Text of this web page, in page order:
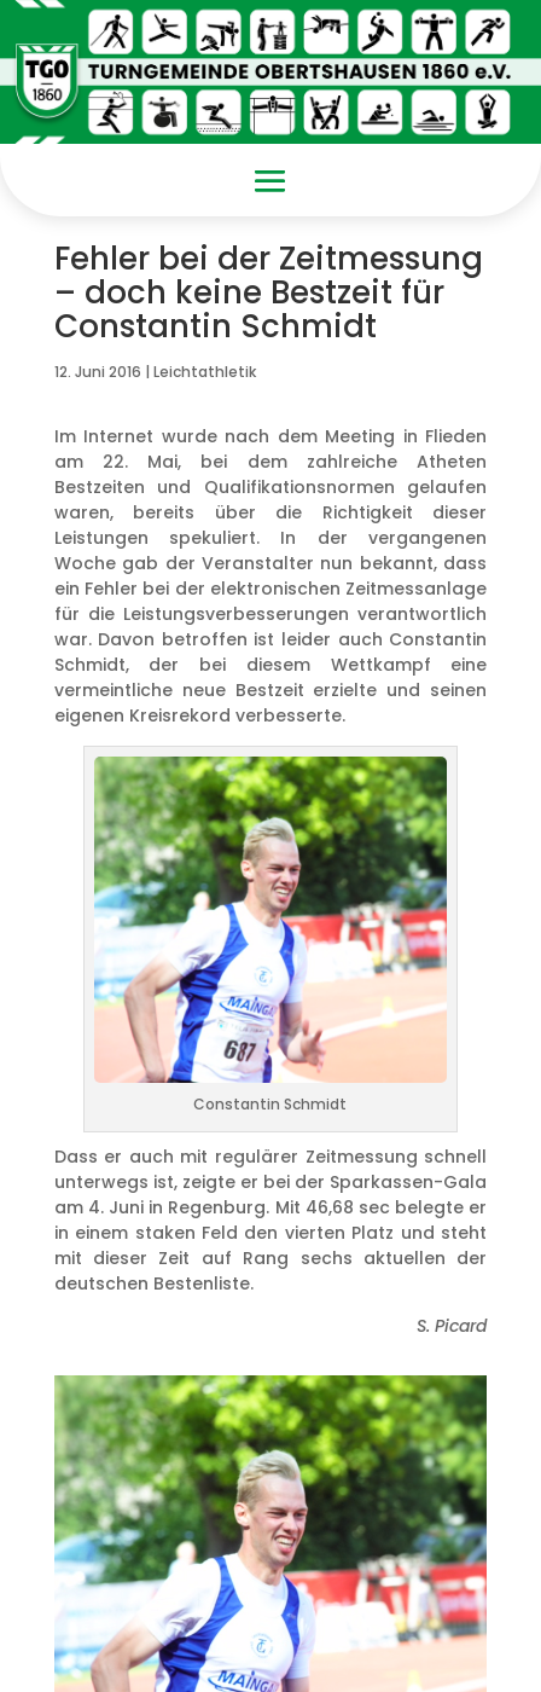
Fehler bei der Zeitmessung
– doch keine Bestzeit für
Constantin Schmidt
12. Juni 2016 | Leichtathletik
Im Internet wurde nach dem Meeting in Flieden
am 22. Mai, bei dem zahlreiche Atheten
Bestzeiten und Qualifikationsnormen gelaufen
waren, bereits über die Richtigkeit dieser
Leistungen spekuliert. In der vergangenen
Woche gab der Veranstalter nun bekannt, dass
ein Fehler bei der elektronischen Zeitmessanlage
für die Leistungsverbesserungen verantwortlich
war. Davon betroffen ist leider auch Constantin
Schmidt, der bei diesem Wettkampf eine
vermeintliche neue Bestzeit erzielte und seinen
eigenen Kreisrekord verbesserte.
Constantin Schmidt
Dass er auch mit regulärer Zeitmessung schnell
unterwegs ist, zeigte er bei der Sparkassen-Gala
am 4. Juni in Regenburg. Mit 46,68 sec belegte er
in einem staken Feld den vierten Platz und steht
mit dieser Zeit auf Rang sechs aktuellen der
deutschen Bestenliste.
S. Picard